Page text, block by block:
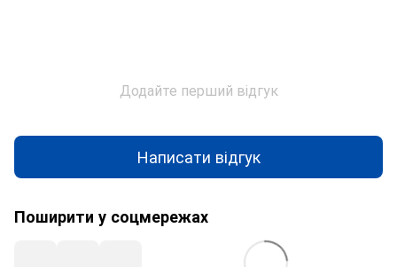
Додайте перший відгук
Написати відгук
Поширити у соцмережах